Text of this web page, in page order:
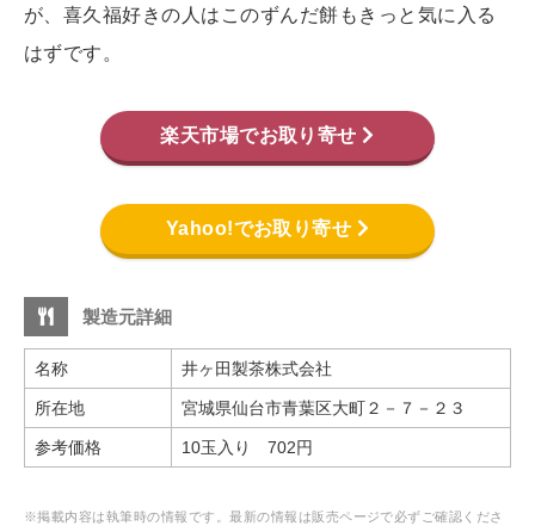
が、喜久福好きの人はこのずんだ餅もきっと気に入る
はずです。
楽天市場でお取り寄せ
Yahoo!でお取り寄せ
製造元詳細
名称 井ヶ田製茶株式会社
所在地 宮城県仙台市青葉区大町２－７－２３
参考価格 10玉入り 702円
※掲載内容は執筆時の情報です。最新の情報は販売ページで必ずご確認くださ